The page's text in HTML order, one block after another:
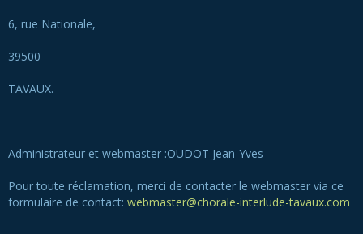
6, rue Nationale,
39500
TAVAUX.
Administrateur et webmaster :OUDOT Jean-Yves
Pour toute réclamation, merci de contacter le webmaster via ce
formulaire de contact: webmaster@chorale-interlude-tavaux.com